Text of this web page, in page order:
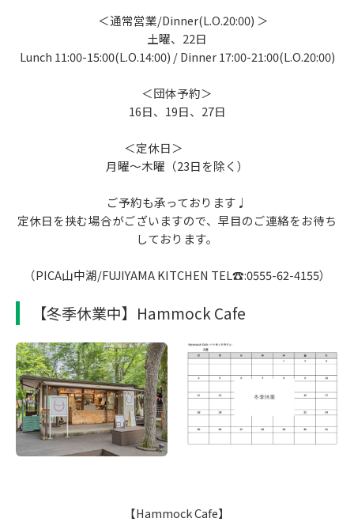
＜通常営業/Dinner(L.O.20:00) ＞
土曜、22日
Lunch 11:00-15:00(L.O.14:00) / Dinner 17:00-21:00(L.O.20:00)
＜団体予約＞
16日、19日、27日
＜定休日＞
月曜～木曜（23日を除く）
ご予約も承っております♩
定休日を挟む場合がございますので、早目のご連絡をお待ち
しております。
（PICA山中湖/FUJIYAMA KITCHEN TEL☎:0555-62-4155）
【冬季休業中】Hammock Cafe
【Hammock Cafe】